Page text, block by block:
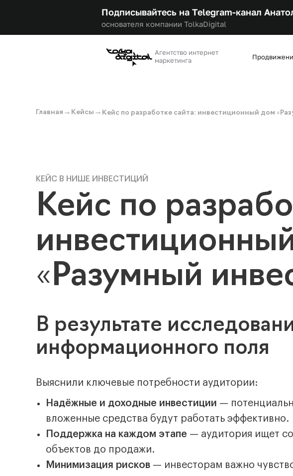
Подписывайтесь на Telegram-канал
основателя компании TolkaDigital
Агентство интернет
маркетинга
Главная → Кейсы → Кейс по разработке сайта: инвестиционный дом
КЕЙС В НИШЕ ИНВЕСТИЦИЙ
Кейс по
«Разумный
В результате
информационного поля
Выяснили ключевые потребности аудитории:
Надёжные и доходные инвестиции —
вложенные средства будут работать эффективно.
Поддержка на каждом этапе — аудитория ищет
объектов до продажи.
Минимизация рисков — инвесторам важно